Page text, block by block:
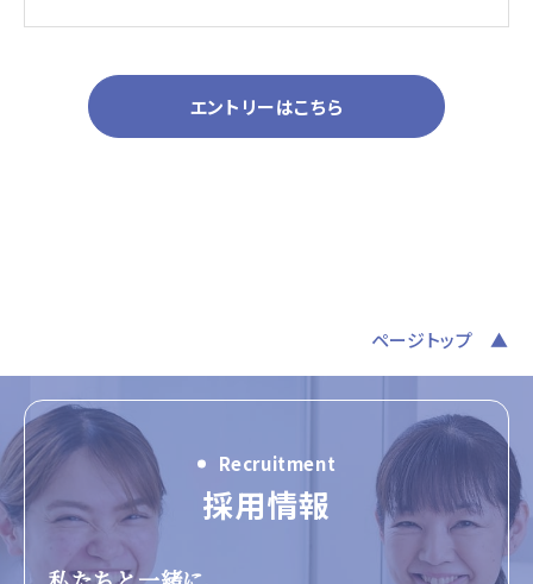
エントリーはこちら
ページトップ
Recruitment
採用情報